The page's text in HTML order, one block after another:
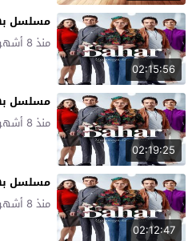
02:15:56
مسلسل
منذ 8 أشهر
02:19:25
مسلسل
منذ 8 أشهر
02:12:47
مسلسل
منذ 8 أشهر